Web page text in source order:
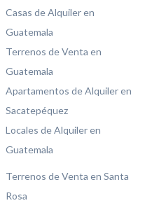
Casas de Alquiler en
Guatemala
Terrenos de Venta en
Guatemala
Apartamentos de Alquiler en
Sacatepéquez
Locales de Alquiler en
Guatemala
Terrenos de Venta en Santa
Rosa